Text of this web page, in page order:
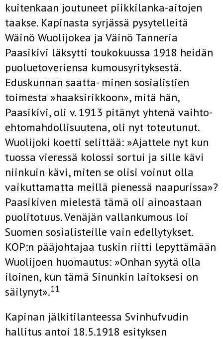
kuitenkaan joutuneet piikkilanka-ai­tojen
taakse. Kapinasta syrjässä pysytelleitä
Wäinö Wuolijokea ja Väinö Tanneria
Paasikivi läksytti toukokuussa 1918 heidän
puoluetoveriensa kumousyrityksestä.
Eduskunnan saatta- minen sosialistien
toimesta »haaksirikkoon», mitä hän,
Paasikivi, oli v. 1913 pitänyt yhtenä vaihto­
ehtomahdollisuutena, oli nyt toteutunut.
Wuolijoki koetti selittää: »Ajat­tele nyt kun
tuossa vieressä kolossi sortui ja sille kävi
niinkuin kävi, miten se olisi voinut olla
vaikuttamatta meillä pienessä naapurissa»?
Paasikiven mielestä tämä oli ainoastaan
puolitotuus. Venäjän vallanku­mous loi
Suomen sosialisteille vain edellytykset.
KOP:n pääjohtajaa tus­kin riitti lepyttämään
Wuolijoen huomautus: »Onhan syytä olla
iloinen, kun tämä Sinunkin laitoksesi on
säilynyt».11
Kapinan jälkitilanteessa Svinhufvudin
hallitus antoi 18.5.1918 esityk­sen